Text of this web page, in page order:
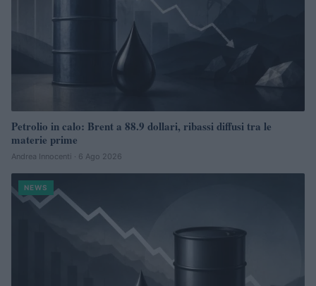
Petrolio in calo: Brent a 88.9 dollari, ribassi diffusi tra le
materie prime
Andrea Innocenti · 6 Ago 2026
NEWS